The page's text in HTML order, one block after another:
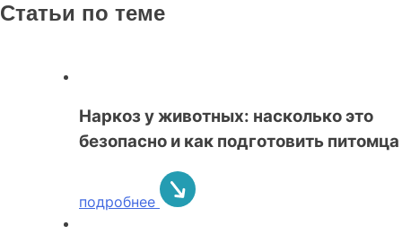
Статьи по теме
Наркоз у животных: насколько это
безопасно и как подготовить питомца
подробнее